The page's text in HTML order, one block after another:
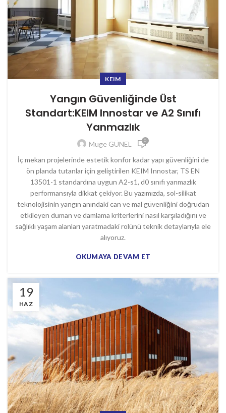
KEIM
Yangın Güvenliğinde Üst
Standart:KEIM Innostar ve A2 Sınıfı
Yanmazlık
Muge GÜNEL 0
İç mekan projelerinde estetik konfor kadar yapı güvenliğini de
ön planda tutanlar için geliştirilen KEIM Innostar, TS EN
13501-1 standardına uygun A2-s1, d0 sınıfı yanmazlık
performansıyla dikkat çekiyor. Bu yazımızda, sol-silikat
teknolojisinin yangın anındaki can ve mal güvenliğini doğrudan
etkileyen duman ve damlama kriterlerini nasıl karşıladığını ve
sağlıklı yaşam alanları yaratmadaki rolünü teknik detaylarıyla ele
alıyoruz.
OKUMAYA DEVAM ET
19
HAZ